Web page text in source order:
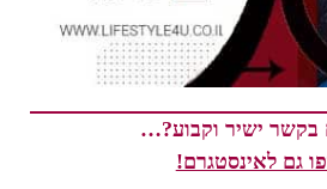
בקשר ישיר וקבוע?…
גם לאינסטגרם!